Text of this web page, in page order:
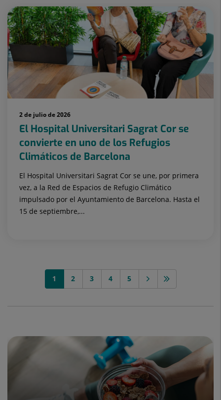
2 de julio de 2026
El Hospital Universitari Sagrat Cor se
convierte en uno de los Refugios
Climáticos de Barcelona
El Hospital Universitari Sagrat Cor se une, por primera
vez, a la Red de Espacios de Refugio Climático
impulsado por el Ayuntamiento de Barcelona. Hasta el
15 de septiembre,...
1 2 3 4 5